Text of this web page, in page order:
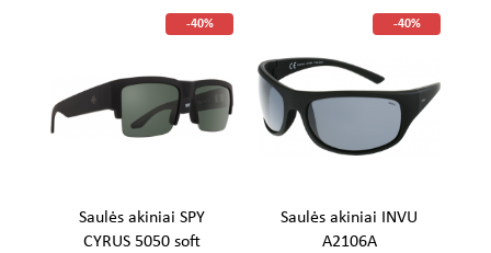
-40%
Saulės akiniai SPY
CYRUS 5050 soft
-40%
Saulės akiniai INVU
A2106A